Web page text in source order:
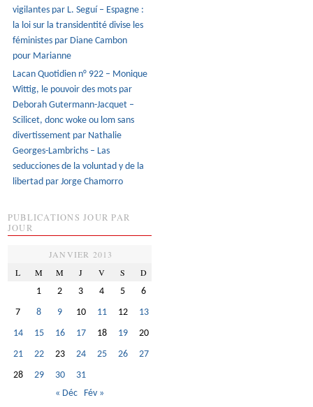
vigilantes par L. Seguí – Espagne :
la loi sur la transidentité divise les
féministes par Diane Cambon
pour Marianne
Lacan Quotidien n° 922 – Monique
Wittig, le pouvoir des mots par
Deborah Gutermann-Jacquet –
Scilicet, donc woke ou lom sans
divertissement par Nathalie
Georges-Lambrichs – Las
seducciones de la voluntad y de la
libertad par Jorge Chamorro
PUBLICATIONS JOUR PAR
JOUR
JANVIER 2013
L
M M J V S D
1 2 3 4 5
6
7
8 9 10 11 12
13
14
15 16 17 18 19
20
21
22 23 24 25 26
27
28
29 30
31
« Déc
Fév »